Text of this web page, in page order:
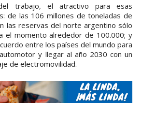
trabajo, el atractivo para esas
de las 106 millones de toneladas de
las reservas del norte argentino sólo
el momento alrededor de 100.000; y
entre los países del mundo para
y llegar al año 2030 con un
de electromovilidad.